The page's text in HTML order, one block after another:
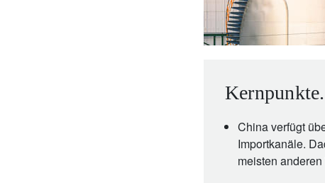
Kernpunkte.
China verfügt
Importkanäle.
meisten